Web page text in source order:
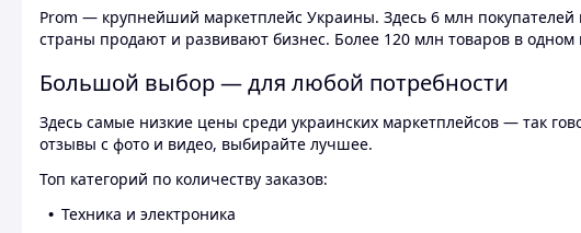
Prom — крупнейший маркетплейс Украины. Здесь 6 млн
страны продают и развивают бизнес. Более 120 млн товаров в одном
Большой выбор — для любой потребности
Здесь самые низкие цены среди украинских маркетплейсов — так
отзывы с фото и видео, выбирайте лучшее.
Топ категорий по количеству заказов:
Техника и электроника